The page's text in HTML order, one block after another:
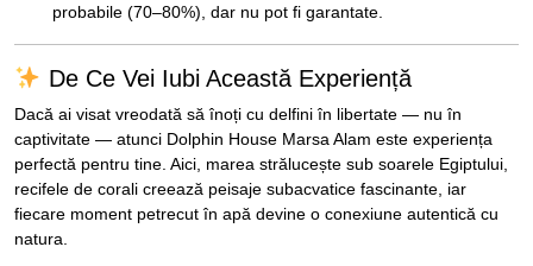
probabile (70–80%), dar nu pot fi garantate.
De Ce Vei Iubi Această Experiență
Dacă ai visat vreodată să înoți cu delfini în libertate — nu în
captivitate — atunci Dolphin House Marsa Alam este experiența
perfectă pentru tine. Aici, marea strălucește sub soarele Egiptului,
recifele de corali creează peisaje subacvatice fascinante, iar
fiecare moment petrecut în apă devine o conexiune autentică cu
natura.